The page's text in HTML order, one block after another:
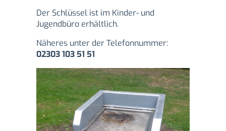
Der Schlüssel ist im Kinder- und
Jugendbüro erhältlich.
Näheres unter der Telefonnummer:
02303 103 51 51